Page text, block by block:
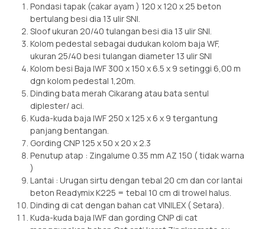
Pondasi tapak (cakar ayam ) 120 x 120 x 25 beton
bertulang besi dia 13 ulir SNI.
Sloof ukuran 20/40 tulangan besi dia 13 ulir SNI.
Kolom pedestal sebagai dudukan kolom baja WF,
ukuran 25/40 besi tulangan diameter 13 ulir SNI
Kolom besi Baja IWF 300 x 150 x 6.5 x 9 setinggi 6,00 m
dgn kolom pedestal 1,20m.
Dinding bata merah Cikarang atau bata sentul
diplester/ aci.
Kuda-kuda baja IWF 250 x 125 x 6 x 9 tergantung
panjang bentangan.
Gording CNP 125 x 50 x 20 x 2.3
Penutup atap : Zingalume 0.35 mm AZ 150 ( tidak warna
)
Lantai : Urugan sirtu dengan tebal 20 cm dan cor lantai
beton Readymix K225 = tebal 10 cm di trowel halus.
Dinding di cat dengan bahan cat VINILEX ( Setara).
Kuda-kuda baja IWF dan gording CNP di cat